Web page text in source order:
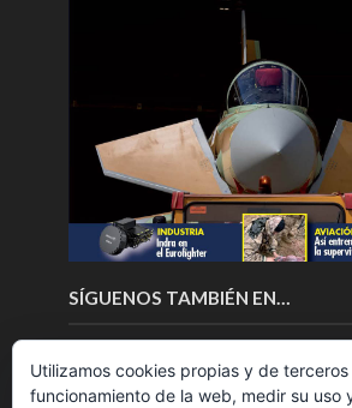
SÍGUENOS TAMBIÉN EN…
Utilizamos cookies propias y de
funcionamiento de la web, medir su uso